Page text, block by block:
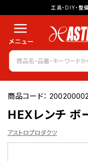
工具・DIY・整
商品コード：
HEXレンチ ボ
アストロプロダクツ